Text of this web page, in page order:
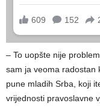
– To uopšte nije
sam ja veoma radostan
pune mladih Srba, koji
vrijednosti pravoslavne